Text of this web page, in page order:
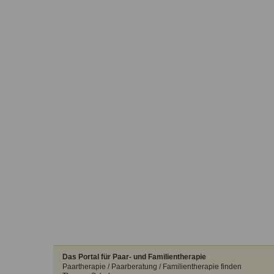
Das Portal für Paar- und Familientherapie
Paartherapie / Paarberatung / Familientherapie finden